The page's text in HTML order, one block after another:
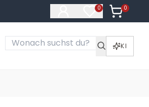
0
Artikel im
0
Artikel
KI